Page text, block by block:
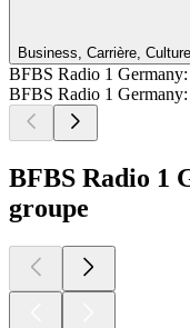
Business, Carrière,
BFBS Radio 1
BFBS Radio 1
BFBS Radio 1
groupe